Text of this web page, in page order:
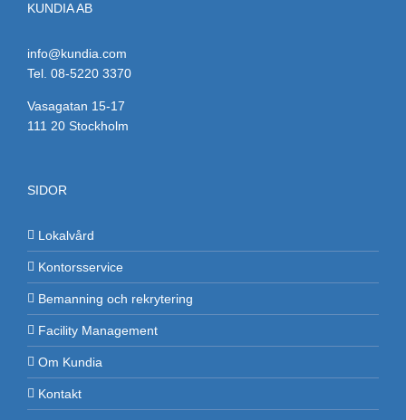
KUNDIA AB
info@kundia.com
Tel. 08-5220 3370
Vasagatan 15-17
111 20 Stockholm
SIDOR
Lokalvård
Kontorsservice
Bemanning och rekrytering
Facility Management
Om Kundia
Kontakt